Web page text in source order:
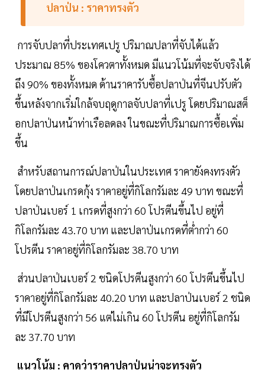
ปลาป่น : ราคาทรงตัว
การจับปลาที่ประเทศเปรู ปริมาณปลาที่จับได้แล้ว
ประมาณ 85% ของโควตาทั้งหมด มีแนวโน้มที่จะจับจริงได้
ถึง 90% ของทั้งหมด ด้านราคารับซื้อปลาป่นที่จีนปรับตัว
ขึ้นหลังจากเริ่มใกล้จบฤดูกาลจับปลาที่เปรู โดยปริมาณสต็
อกปลาป่นหน้าท่าเรือลดลง ในขณะที่ปริมาณการซื้อเพิ่ม
ขึ้น
สำหรับสถานการณ์ปลาป่นในประเทศ ราคายังคงทรงตัว
โดยปลาป่นเกรดกุ้ง ราคาอยู่ที่กิโลกรัมละ 49 บาท ขณะที่
ปลาป่นเบอร์ 1 เกรดที่สูงกว่า 60 โปรตีนขึ้นไป อยู่ที่
กิโลกรัมละ 43.70 บาท และปลาป่นเกรดที่ต่ำกว่า 60
โปรตีน ราคาอยู่ที่กิโลกรัมละ 38.70 บาท
ส่วนปลาป่นเบอร์ 2 ชนิดโปรตีนสูงกว่า 60 โปรตีนขึ้นไป
ราคาอยู่ที่กิโลกรัมละ 40.20 บาท และปลาป่นเบอร์ 2 ชนิด
ที่มีโปรตีนสูงกว่า 56 แต่ไม่เกิน 60 โปรตีน อยู่ที่กิโลกรัม
ละ 37.70 บาท
แนวโน้ม : คาดว่าราคาปลาป่นน่าจะทรงตัว